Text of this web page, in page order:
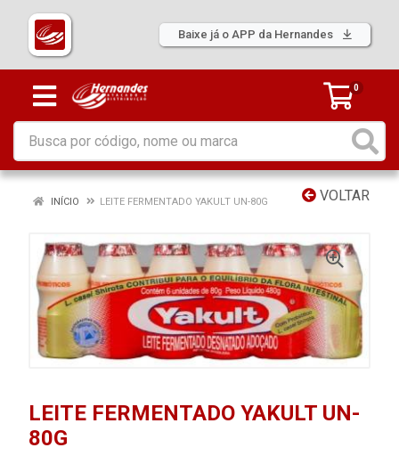
Baixe já o APP da Hernandes
0
VOLTAR
INÍCIO LEITE FERMENTADO YAKULT UN-80G
LEITE FERMENTADO YAKULT UN-
80G